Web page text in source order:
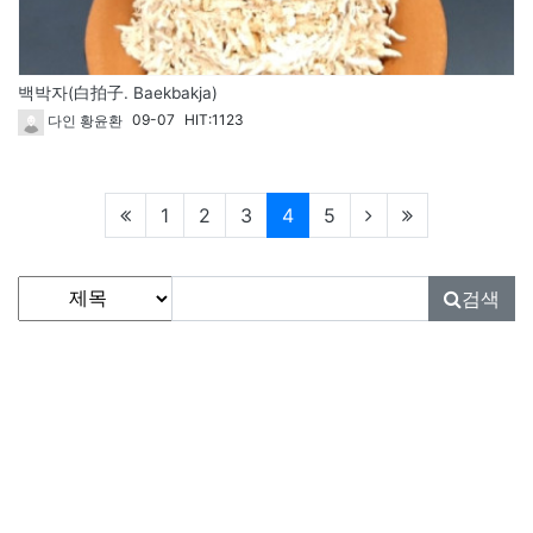
백박자(白拍子. Baekbakja)
다인 황윤환 09-07 HIT:1123
1 2 3 4현재페이지
5
게시물 검색
검색대상
검색어필수 검색